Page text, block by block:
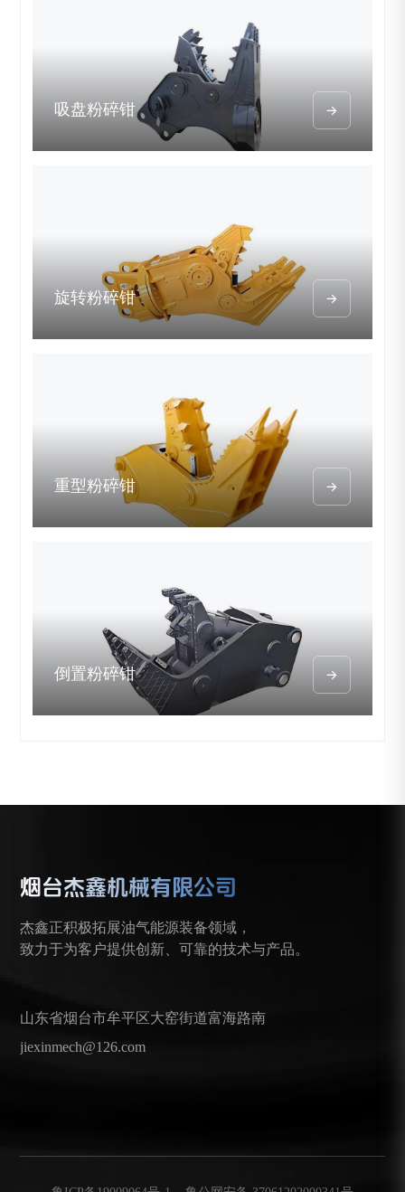
吸盘粉碎钳 
旋转粉碎钳 
重型粉碎钳 
倒置粉碎钳 
烟台杰鑫机械有限公司
杰鑫正积极拓展油气能源装备领域，
致力于为客户提供创新、可靠的技术与产品。
山东省烟台市牟平区大窑街道富海路南
jiexinmech@126.com